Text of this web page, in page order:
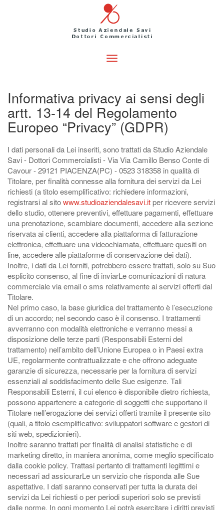
Toggle
Informativa privacy ai sensi degli
artt. 13-14 del Regolamento
Europeo “Privacy” (GDPR)
I dati personali da Lei inseriti, sono trattati da Studio Aziendale
Savi - Dottori Commercialisti - Via Via Camillo Benso Conte di
Cavour - 29121 PIACENZA(PC) - 0523 318358 in qualità di
Titolare, per finalità connesse alla fornitura dei servizi da Lei
richiesti (a titolo esemplificativo: richiedere informazioni,
registrarsi al sitowww.studioaziendalesavi.itper ricevere servizi
dello studio, ottenere preventivi, effettuare pagamenti, effettuare
una prenotazione, scambiare documenti, accedere alla sezione
riservata ai clienti, accedere alla piattaforma di fatturazione
elettronica, effettuare una videochiamata, effettuare quesiti on
line, accedere alle piattaforme di conservazione dei dati).
Inoltre, i dati da Lei forniti, potrebbero essere trattati, solo su Suo
esplicito consenso, al fine di inviarLe comunicazioni di natura
commerciale via email o sms relativamente ai servizi offerti dal
Titolare.
Nel primo caso, la base giuridica del trattamento è l’esecuzione
di un accordo; nel secondo caso è il consenso. I trattamenti
avverranno con modalità elettroniche e verranno messi a
disposizione delle terze parti (Responsabili Esterni del
trattamento) nell’ambito dell’Unione Europea o in Paesi extra
UE, regolarmente contrattualizzate e che offrono adeguate
garanzie di sicurezza, necessarie per la fornitura di servizi
essenziali al soddisfacimento delle Sue esigenze. Tali
Responsabili Esterni, il cui elenco è disponibile dietro richiesta,
possono appartenere a categorie di soggetti che supportano il
Titolare nell’erogazione dei servizi offerti tramite il presente sito
(quali, a titolo esemplificativo: sviluppatori software e gestori di
siti web, spedizionieri).
Inoltre saranno trattati per finalità di analisi statistiche e di
marketing diretto, in maniera anonima, come meglio specificato
dalla cookie policy. Trattasi pertanto di trattamenti legittimi e
necessari ad assicurarLe un servizio che risponda alle Sue
aspettative. I dati saranno conservati per tutta la durata dei
servizi da Lei richiesti o per periodi superiori solo se previsti
dalle norme. In ogni momento Lei potrà esercitare i diritti previsti